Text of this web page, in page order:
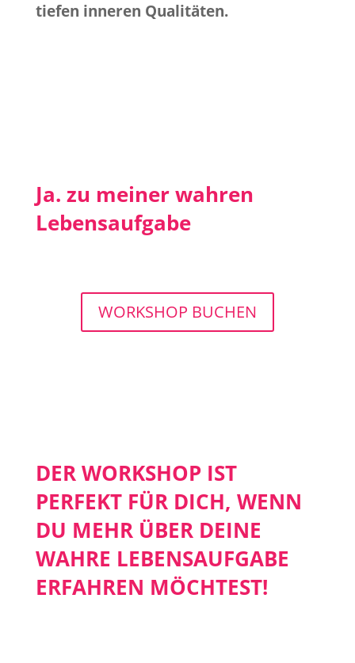
tiefen inneren Qualitäten.
Ja. zu meiner wahren
Lebensaufgabe
WORKSHOP BUCHEN
DER WORKSHOP IST
PERFEKT FÜR DICH, WENN
DU MEHR ÜBER DEINE
WAHRE LEBENSAUFGABE
ERFAHREN MÖCHTEST!